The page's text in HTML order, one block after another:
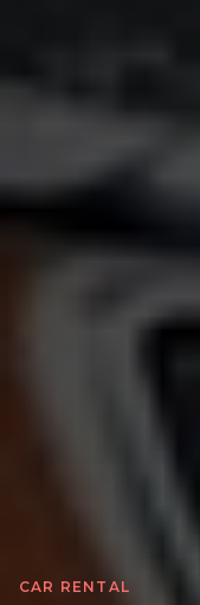
CAR RENTAL